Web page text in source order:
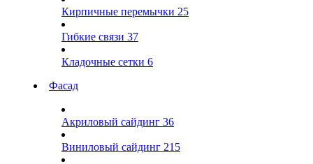
Кирпичные перемычки 25
Гибкие связи 37
Кладочные сетки 6
Фасад
Акриловый сайдинг 36
Виниловый сайдинг 215